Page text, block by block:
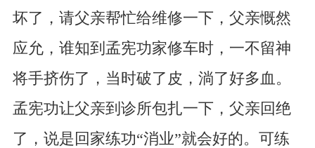
坏了，请父亲帮忙给维修一下，父亲慨然
应允，谁知到孟宪功家修车时，一不留神
将手挤伤了，当时破了皮，淌了好多血。
孟宪功让父亲到诊所包扎一下，父亲回绝
了，说是回家练功“消业”就会好的。可练